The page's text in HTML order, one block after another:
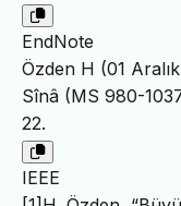
EndNote
Özden H (01
Sînâ (MS 980-
22.
IEEE